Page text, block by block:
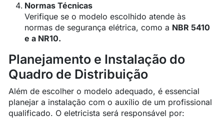
Normas Técnicas
Verifique se o modelo escolhido atende às
normas de segurança elétrica, como a NBR 5410
e a NR10.
Planejamento e Instalação do
Quadro de Distribuição
Além de escolher o modelo adequado, é essencial
planejar a instalação com o auxílio de um profissional
qualificado. O eletricista será responsável por: